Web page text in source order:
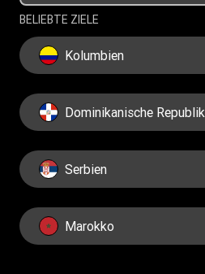
BELIEBTE ZIELE
Kolumbien
Dominikanische Republik
Serbien
Marokko